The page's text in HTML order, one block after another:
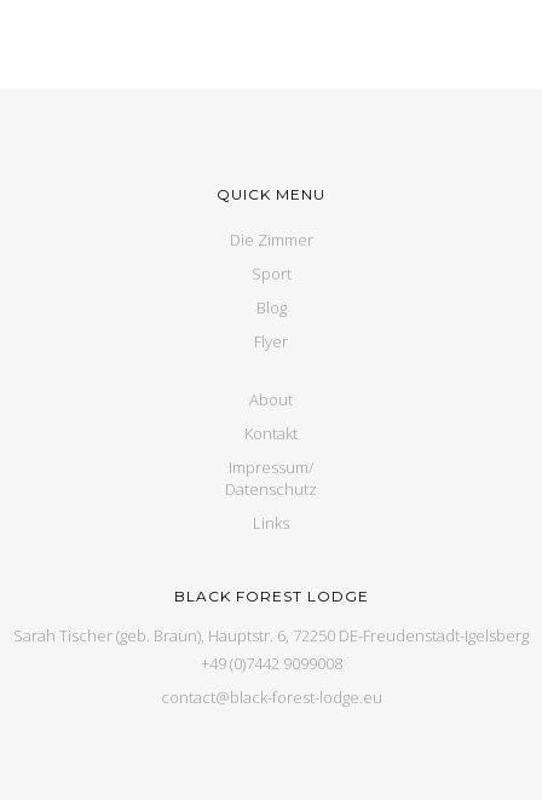
QUICK MENU
Die Zimmer
Sport
Blog
Flyer
About
Kontakt
Impressum/
Datenschutz
Links
BLACK FOREST LODGE
Sarah Tischer (geb. Braun), Hauptstr. 6, 72250 DE-Freudenstadt-Igelsberg
+49 (0)7442 9099008
contact@black-forest-lodge.eu